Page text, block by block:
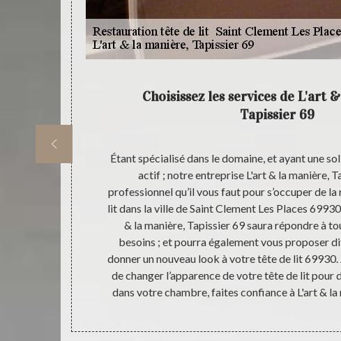
Choisissez les services de L'art
Tapissier 69
Étant spécialisé dans le domaine, et ayant une
actif ; notre entreprise L'art & la manière,
professionnel qu’il vous faut pour s’occuper de
lit dans la ville de Saint Clement Les Places
& la manière, Tapissier 69 saura répondre à
besoins ; et pourra également vous proposer
donner un nouveau look à votre tête de lit
de changer l’apparence de votre tête de lit pour
dans votre chambre, faites confiance à L'art & la